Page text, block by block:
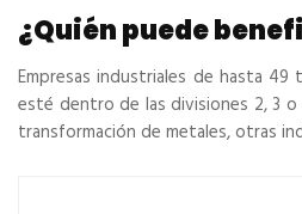
¿Quién puede
Empresas industriales de hasta 49
esté dentro de las divisiones 2, 3 o
transformación de metales, otras